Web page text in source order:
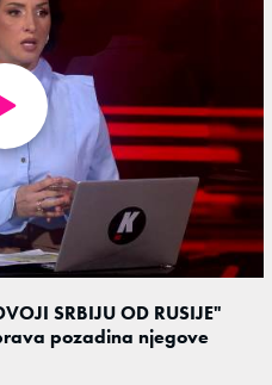
SRBIJU OD RUSIJE"
pozadina njegove